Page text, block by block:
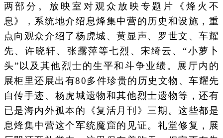
两部分。放映室对观众放映专题片《烽火不
息》，系统地介绍息烽集中营的历史和设施，重
点向观众介绍了杨虎城、黄显声、罗世文、车耀
先、许晓轩、张露萍等七烈、宋绮云、“小萝卜
头”以及其他烈士的生平和斗争业绩。展厅内的
展柜里还展出有80多件珍贵的历史文物、车耀先
自传手迹、杨虎城遗物和其他烈士遗物等，还有
已是海内外孤本的《复活月刊》三期。这些都是
息烽集中营这个军统魔窟的见证。礼堂修复，展